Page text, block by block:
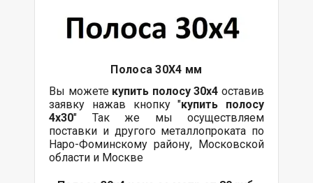
Полоса 30Х4 мм
Вы можете купить полосу 30х4 оставив
заявку нажав кнопку "купить полосу
4х30" Так же мы осуществляем
поставки и другого металлопроката по
Наро-Фоминскому району, Московской
области и Москве